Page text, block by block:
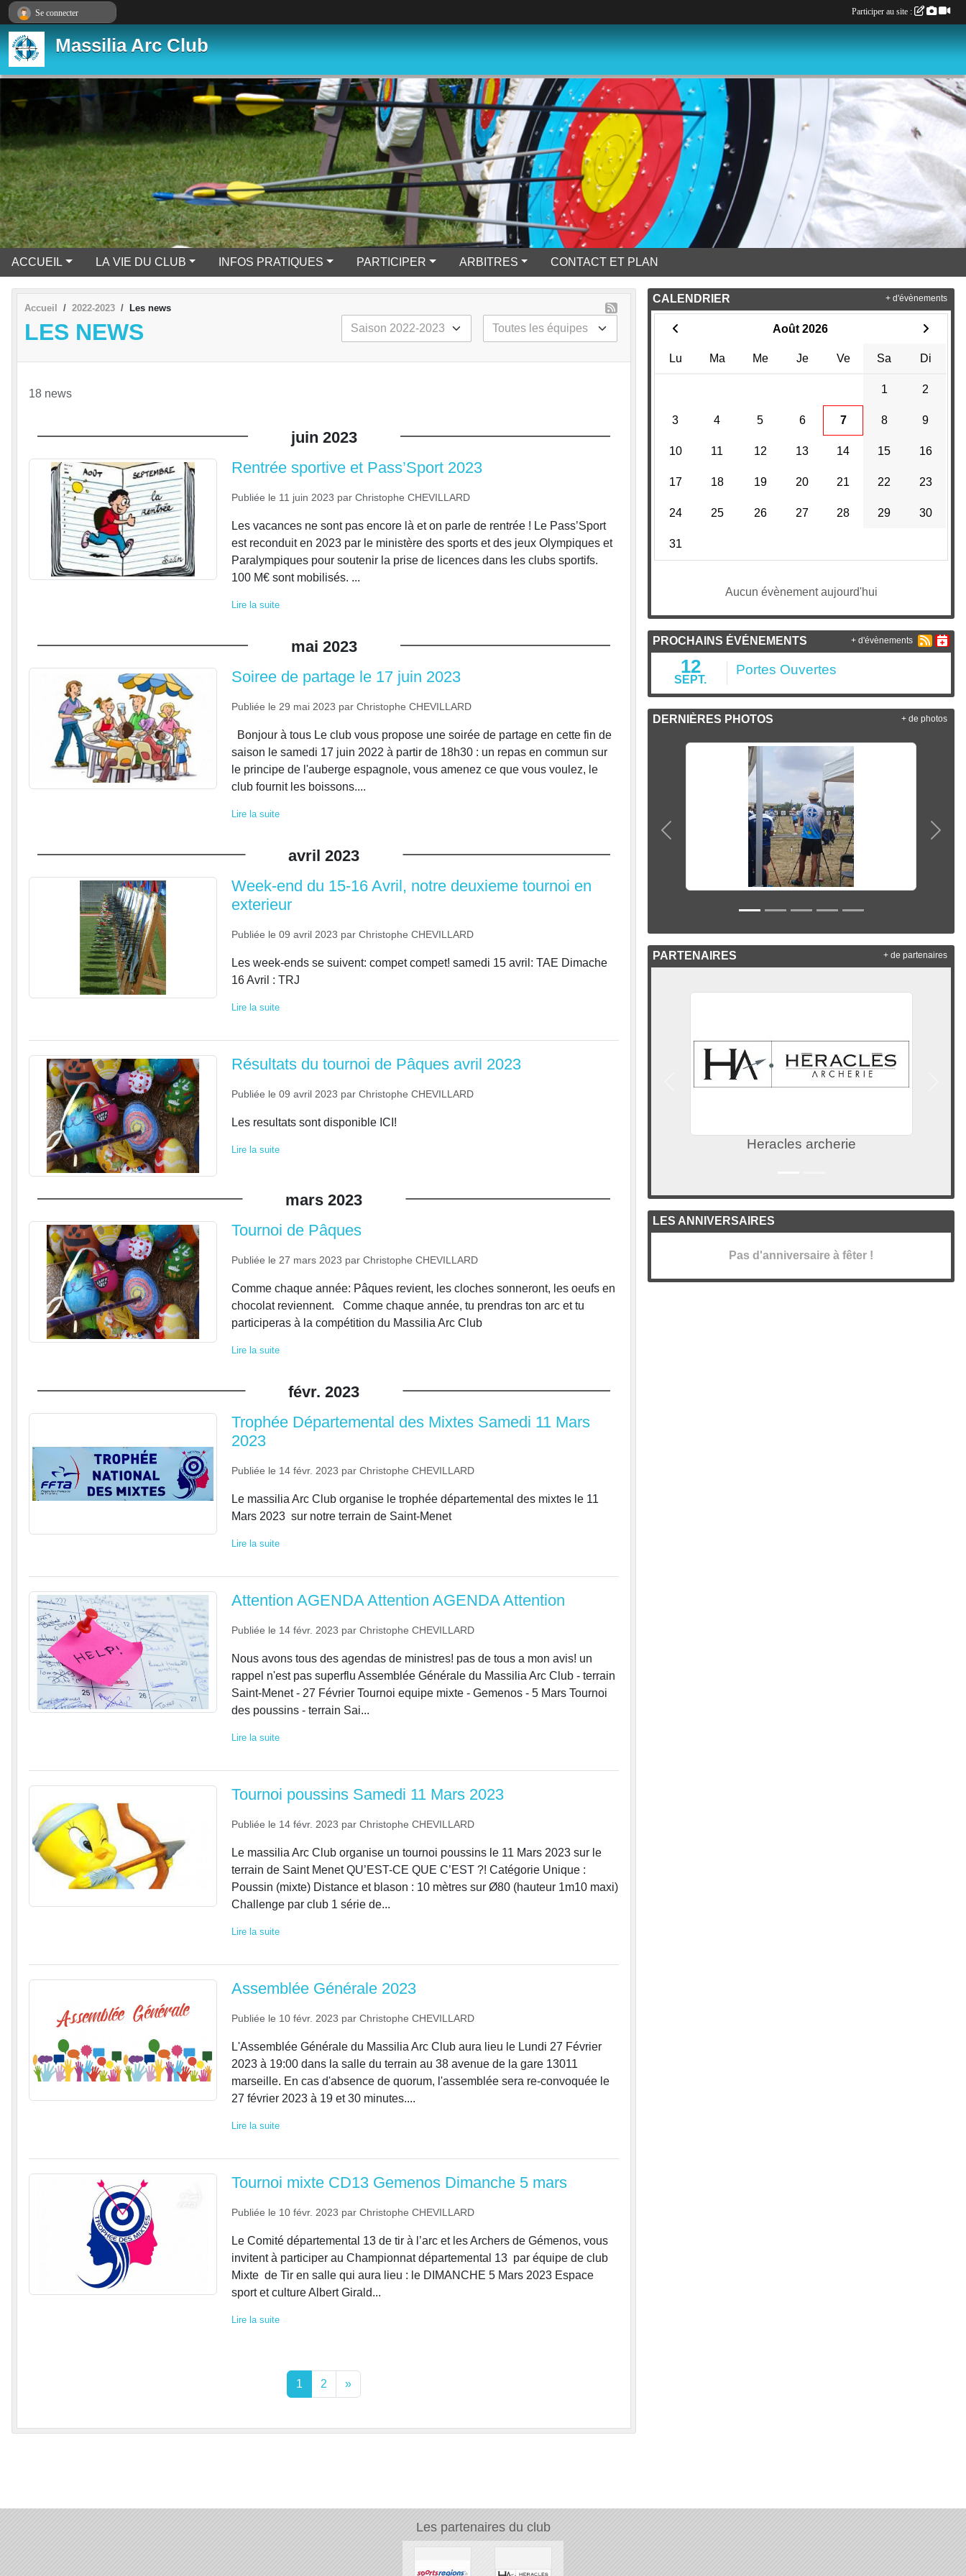
Massilia Arc Club
ACCUEIL LA VIE DU CLUB INFOS PRATIQUES PARTICIPER ARBITRES CONTACT ET PLAN
Accueil 2022-2023 Les news
LES NEWS
18 news
juin 2023
Rentrée sportive et Pass’Sport 2023
Publiée le 11 juin 2023 par Christophe CHEVILLARD
Les vacances ne sont pas encore là et on parle de rentrée ! Le Pass’Sport
est reconduit en 2023 par le ministère des sports et des jeux Olympiques et
Paralympiques pour soutenir la prise de licences dans les clubs sportifs.
100 M€ sont mobilisés. ...
Lire la suite
mai 2023
Soiree de partage le 17 juin 2023
Publiée le 29 mai 2023 par Christophe CHEVILLARD
Bonjour à tous Le club vous propose une soirée de partage en cette fin de
saison le samedi 17 juin 2022 à partir de 18h30 : un repas en commun sur
le principe de l'auberge espagnole, vous amenez ce que vous voulez, le
club fournit les boissons....
Lire la suite
avril 2023
Week-end du 15-16 Avril, notre deuxieme tournoi en
exterieur
Publiée le 09 avril 2023 par Christophe CHEVILLARD
Les week-ends se suivent: compet compet! samedi 15 avril: TAE Dimache
16 Avril : TRJ
Lire la suite
Résultats du tournoi de Pâques avril 2023
Publiée le 09 avril 2023 par Christophe CHEVILLARD
Les resultats sont disponible ICI!
Lire la suite
mars 2023
Tournoi de Pâques
Publiée le 27 mars 2023 par Christophe CHEVILLARD
Comme chaque année: Pâques revient, les cloches sonneront, les oeufs en
chocolat reviennent. Comme chaque année, tu prendras ton arc et tu
participeras à la compétition du Massilia Arc Club
Lire la suite
févr. 2023
Trophée Départemental des Mixtes Samedi 11 Mars
2023
Publiée le 14 févr. 2023 par Christophe CHEVILLARD
Le massilia Arc Club organise le trophée départemental des mixtes le 11
Mars 2023 sur notre terrain de Saint-Menet
Lire la suite
Attention AGENDA Attention AGENDA Attention
Publiée le 14 févr. 2023 par Christophe CHEVILLARD
Nous avons tous des agendas de ministres! pas de tous a mon avis! un
rappel n'est pas superflu Assemblée Générale du Massilia Arc Club - terrain
Saint-Menet - 27 Février Tournoi equipe mixte - Gemenos - 5 Mars Tournoi
des poussins - terrain Sai...
Lire la suite
Tournoi poussins Samedi 11 Mars 2023
Publiée le 14 févr. 2023 par Christophe CHEVILLARD
Le massilia Arc Club organise un tournoi poussins le 11 Mars 2023 sur le
terrain de Saint Menet QU’EST-CE QUE C’EST ?! Catégorie Unique :
Poussin (mixte) Distance et blason : 10 mètres sur Ø80 (hauteur 1m10 maxi)
Challenge par club 1 série de...
Lire la suite
Assemblée Générale 2023
Publiée le 10 févr. 2023 par Christophe CHEVILLARD
L'Assemblée Générale du Massilia Arc Club aura lieu le Lundi 27 Février
2023 à 19:00 dans la salle du terrain au 38 avenue de la gare 13011
marseille. En cas d'absence de quorum, l'assemblée sera re-convoquée le
27 février 2023 à 19 et 30 minutes....
Lire la suite
Tournoi mixte CD13 Gemenos Dimanche 5 mars
Publiée le 10 févr. 2023 par Christophe CHEVILLARD
Le Comité départemental 13 de tir à l’arc et les Archers de Gémenos, vous
invitent à participer au Championnat départemental 13 par équipe de club
Mixte de Tir en salle qui aura lieu : le DIMANCHE 5 Mars 2023 Espace
sport et culture Albert Girald...
Lire la suite
1 2 »
CALENDRIER
Août 2026
Lu Ma Me Je Ve Sa Di
1 2
3 4 5 6 7 8 9
10 11 12 13 14 15 16
17 18 19 20 21 22 23
24 25 26 27 28 29 30
31
Aucun évènement aujourd'hui
+ d'évènements
PROCHAINS ÉVÉNEMENTS
12
SEPT.
Portes Ouvertes
+ d'évènements
DERNIÈRES PHOTOS
Précedent
+ de photos
PARTENAIRES
Sportsregions.fr
Précedent
+ de partenaires
LES ANNIVERSAIRES
Pas d'anniversaire à fêter !
Les partenaires du club
Se connecter Participer au site :
Panneau de gestion des cookies